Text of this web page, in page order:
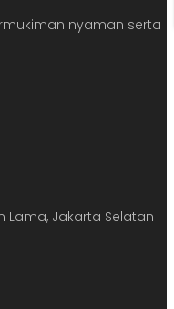
nyaman serta
Lama, Jakarta Selatan